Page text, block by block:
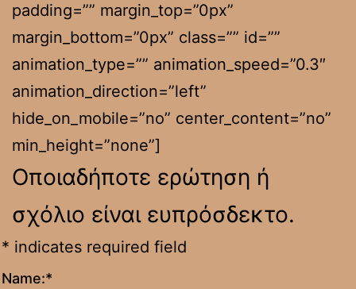
padding=”” margin_top=”0px”
margin_bottom=”0px” class=”” id=””
animation_type=”” animation_speed=”0.3″
animation_direction=”left”
hide_on_mobile=”no” center_content=”no”
min_height=”none”]
Οποιαδήποτε ερώτηση ή
σχόλιο είναι ευπρόσδεκτο.
* indicates required field
Name:*